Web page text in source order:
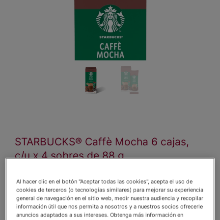
STARBUCKS® Caffè Mocha 6 cajas,
c/u x 4 sobres de 88 g
portafolio de bebidas calientes. STARBUCKS®
Caffè Mocha combina café 100 % arábica,
leche y exquisito cacao en un formato
Al hacer clic en el botón "Aceptar todas las cookies", acepta el uso de
cookies de terceros (o tecnologías similares) para mejorar su experiencia
general de navegación en el sitio web, medir nuestra audiencia y recopilar
información útil que nos permita a nosotros y a nuestros socios ofrecerle
anuncios adaptados a sus intereses. Obtenga más información en